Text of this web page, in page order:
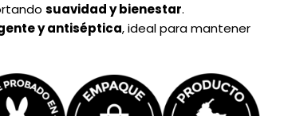
suavidad y bienestar.
y antiséptica, ideal para mantener